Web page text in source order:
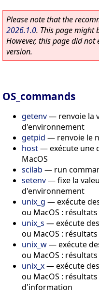
Please note that the
2026.1.0. This page might
However, this page did
version.
OS_commands
getenv— renvoie la
d'environnement
getpid — renvoie le
host—exécute une
MacOS
scilab — run
setenv—fixe la
d'environnement
unix_g —exécute
ou MacOS :
unix_s —exécute
ou MacOS :
unix_w—exécute
ou MacOS :
unix_x—exécute
ou MacOS :
d'information